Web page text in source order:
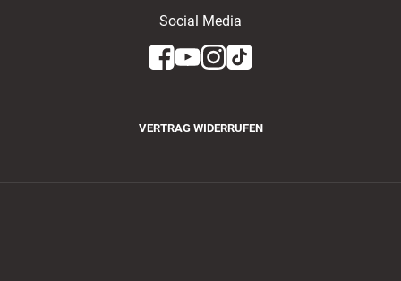
Social Media
VERTRAG WIDERRUFEN